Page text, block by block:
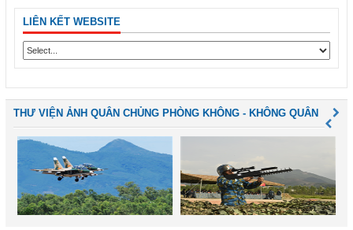
LIÊN KẾT WEBSITE
THƯ VIỆN ẢNH QUÂN CHỦNG PHÒNG KHÔNG - KHÔNG QUÂN